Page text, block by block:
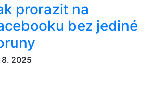
prorazit na
bez jediné
8. 2025